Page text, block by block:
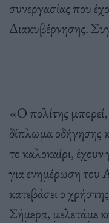
συνεργασίας που
Διακυβέρνησης.
«Ο πολίτης μπορεί,
δίπλωμα οδήγησης
το καλοκαίρι, έχουν
για ενημέρωση του
κατεβάσει ο
Σήμερα, μελετάμε